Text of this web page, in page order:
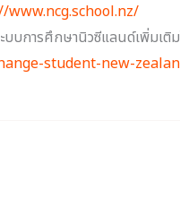
www.ncg.school.nz/
บบการศึกษานิวซีแลนด์เพิ่มเติ
student-new-